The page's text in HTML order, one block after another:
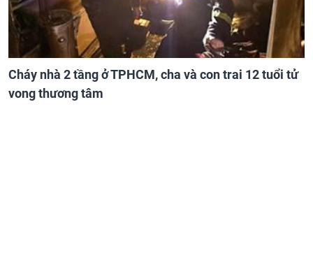
Cháy nhà 2 tầng ở TPHCM, cha và con trai 12 tuổi tử
vong thương tâm